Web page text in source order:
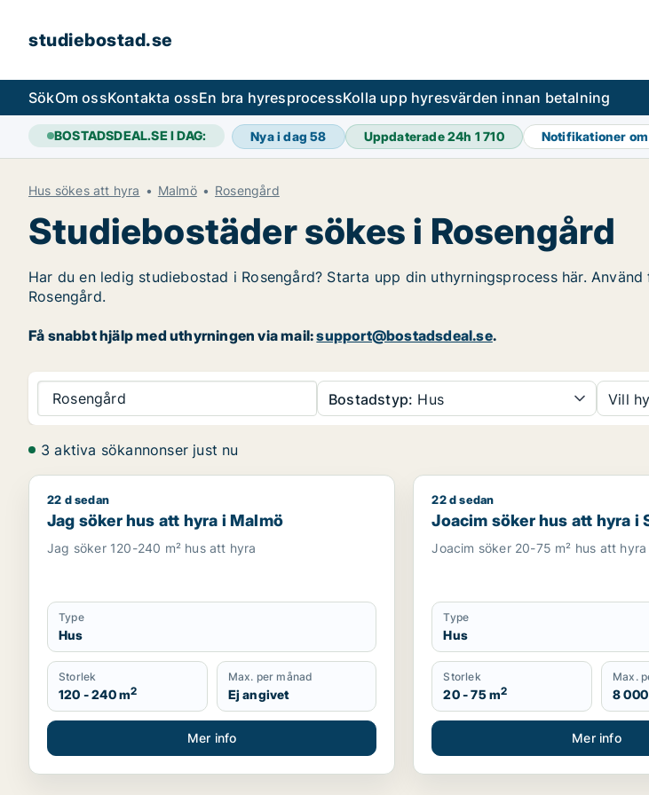
studiebostad.se
SökOm ossKontakta ossEn bra hyresprocessKolla upp hyresvärden innan betalning
BOSTADSDEAL.SE I DAG: Nya i dag58 Uppdaterade 24h 1 710 Notifikationer
Hus sökes att hyra Malmö Rosengård
Studiebostäder sökes i Rosengård
Har du en ledig studiebostad i Rosengård? Starta upp din uthyrningsprocess här.
Rosengård.
Få snabbt hjälp med uthyrningen via mail:support@bostadsdeal.se.
Rosengård Bostadstyp: Hus Vill
3 aktiva sökannonser just nu
Jag söker hus att hyra i Malmö
22 d sedan
Jag söker hus att hyra i Malmö
Jag söker 120-240 m² hus att hyra
Type
Hus
Storlek
120 - 240 m2
Max. per månad
Ej angivet
Mer info
Joacim söker hus att hyra i
22 d sedan
Joacim söker hus att hyra i
Joacim söker 20-75 m² hus att hyra
Type
Hus
Storlek
20 - 75 m2
Max.
8 000
Mer info